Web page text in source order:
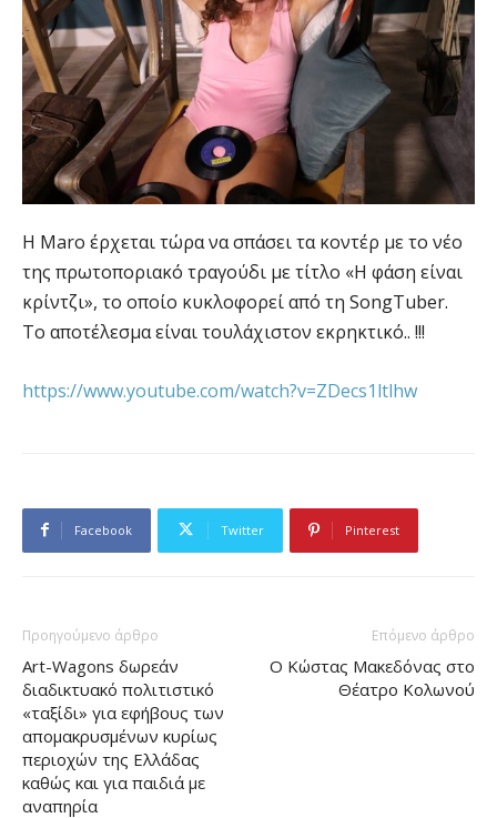
Η Maro έρχεται τώρα να σπάσει τα κοντέρ με το νέο
της πρωτοποριακό τραγούδι με τίτλο «Η φάση είναι
κρίντζι», το οποίο κυκλοφορεί από τη SongTuber.
Το αποτέλεσμα είναι τουλάχιστον εκρηκτικό.. !!!
https://www.youtube.com/watch?v=ZDecs1ltlhw
Facebook Twitter Pinterest
Προηγούμενο άρθρο
Αrt-Wagons δωρεάν
διαδικτυακό πολιτιστικό
«ταξίδι» για εφήβους των
απομακρυσμένων κυρίως
περιοχών της Ελλάδας
καθώς και για παιδιά με
αναπηρία
Επόμενο άρθρο
Ο Κώστας Μακεδόνας στο
Θέατρο Κολωνού